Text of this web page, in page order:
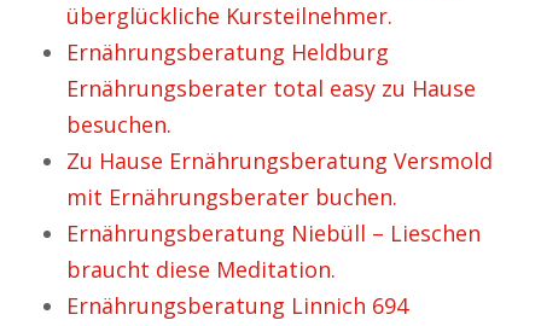
überglückliche Kursteilnehmer.
Ernährungsberatung Heldburg
Ernährungsberater total easy zu Hause
besuchen.
Zu Hause Ernährungsberatung Versmold
mit Ernährungsberater buchen.
Ernährungsberatung Niebüll – Lieschen
braucht diese Meditation.
Ernährungsberatung Linnich 694